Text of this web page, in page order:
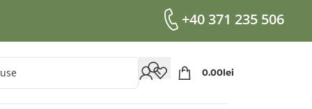
+40 371 235 506
0.00Lei